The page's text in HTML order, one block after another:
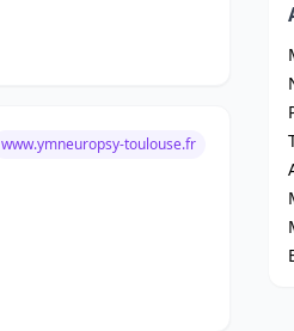
www.ymneuropsy-toulouse.fr